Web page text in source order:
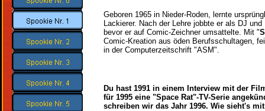
Geboren 1965 in Nieder-Roden, lernte
Lackierer. Nach der Lehre jobbte er als DJ
bevor er auf Comic-Zeichner umsattelte. Mit "
Comic-Kreation aus öden Berufsschultagen,
in der Computerzeitschrift "ASM".
Du hast 1991 in einem Interview mit der
für 1995 eine "Space Rat"-TV-Serie
schreiben wir das Jahr 1996. Wie sieht's